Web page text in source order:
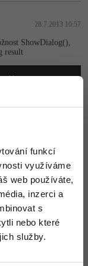
funkcí
využíváme
web používáte,
inzerci a
s
nebo které
služby.
28.7.2013 10:57
ShowDialog(),
result
28.7.2013 11:22